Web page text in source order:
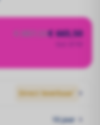
€ 887,33€ 665,50
Direct leverbaar`
10 jaar